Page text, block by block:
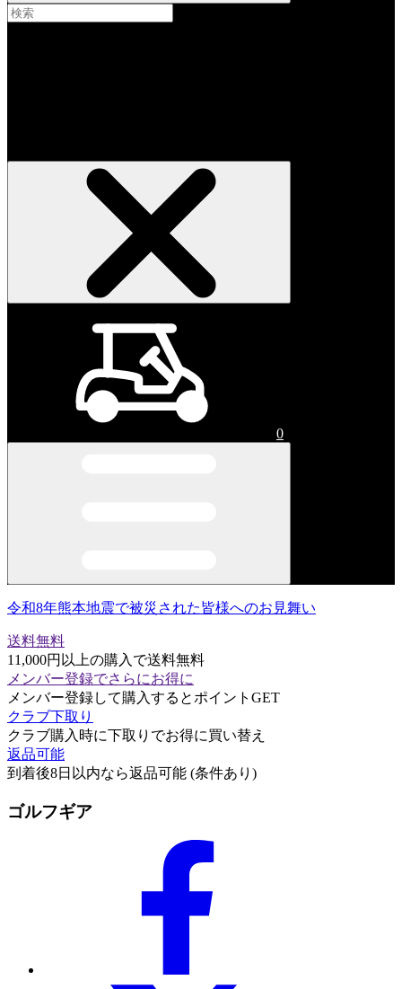
0
令和8年熊本地震で被災された皆様へのお見舞い
送料無料
11,000円以上の購入で送料無料
メンバー登録でさらにお得に
メンバー登録して購入するとポイントGET
クラブ下取り
クラブ購入時に下取りでお得に買い替え
返品可能
到着後8日以内なら返品可能 (条件あり)
ゴルフギア